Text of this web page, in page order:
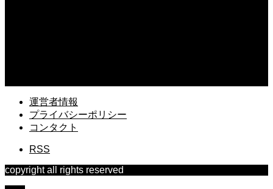
運営者情報
プライバシーポリシー
コンタクト
RSS
copyright all rights reserved